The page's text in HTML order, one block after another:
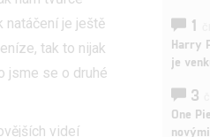
natáčení je ještě
tak to nijak
jsme se o druhé
videí
1
Harry
je
3
One